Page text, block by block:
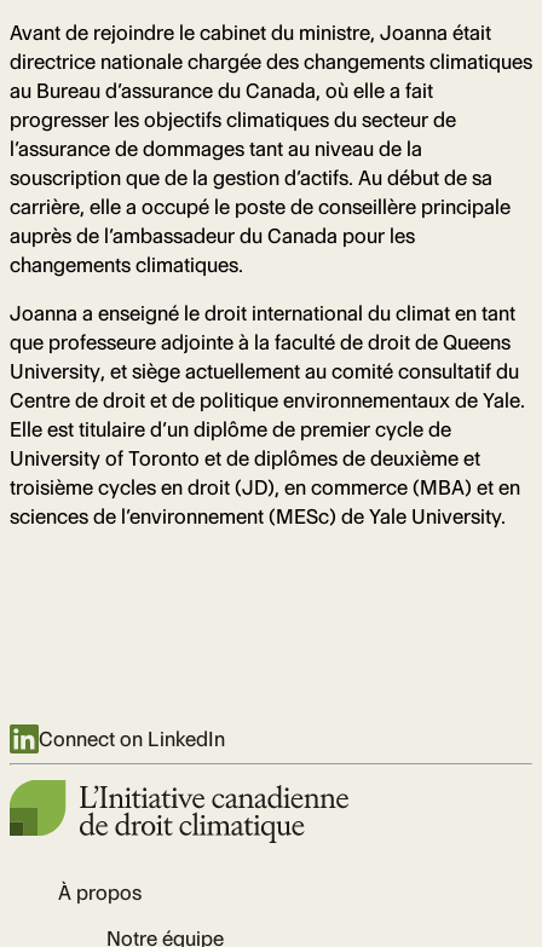
Avant de rejoindre le cabinet du ministre, Joanna était
directrice nationale chargée des changements climatiques
au Bureau d’assurance du Canada, où elle a fait
progresser les objectifs climatiques du secteur de
l’assurance de dommages tant au niveau de la
souscription que de la gestion d’actifs. Au début de sa
carrière, elle a occupé le poste de conseillère principale
auprès de l’ambassadeur du Canada pour les
changements climatiques.
Joanna a enseigné le droit international du climat en tant
que professeure adjointe à la faculté de droit de Queens
University, et siège actuellement au comité consultatif du
Centre de droit et de politique environnementaux de Yale.
Elle est titulaire d’un diplôme de premier cycle de
University of Toronto et de diplômes de deuxième et
troisième cycles en droit (JD), en commerce (MBA) et en
sciences de l’environnement (MESc) de Yale University.
Connect on LinkedIn
À propos
Notre équipe